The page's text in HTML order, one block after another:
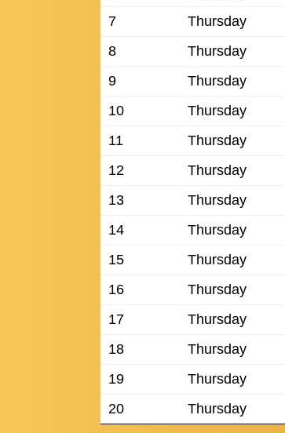
7
Thursday
8
Thursday
9
Thursday
10
Thursday
11
Thursday
12
Thursday
13
Thursday
14
Thursday
15
Thursday
16
Thursday
17
Thursday
18
Thursday
19
Thursday
20
Thursday